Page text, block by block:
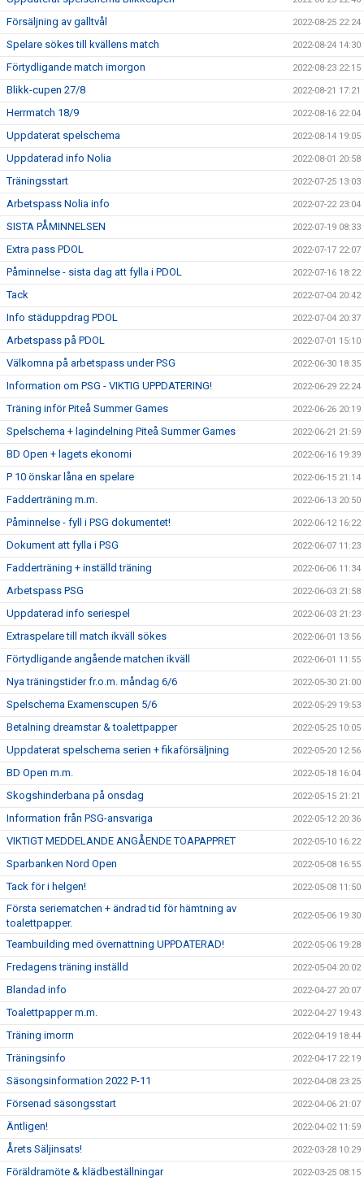
Försäljning av galltvål 2022-08-25 22:24
Spelare sökes till kvällens match 2022-08-24 14:30
Förtydligande match imorgon 2022-08-23 22:15
Blikk-cupen 27/8 2022-08-21 17:21
Herrmatch 18/9 2022-08-16 22:04
Uppdaterat spelschema 2022-08-14 19:05
Uppdaterad info Nolia 2022-08-01 20:58
Träningsstart 2022-07-25 13:03
Arbetspass Nolia info 2022-07-22 23:04
SISTA PÅMINNELSEN 2022-07-19 08:33
Extra pass PDOL 2022-07-17 22:07
Påminnelse - sista dag att fylla i PDOL 2022-07-16 18:22
Tack 2022-07-04 20:42
Info städuppdrag PDOL 2022-07-04 20:37
Arbetspass på PDOL 2022-07-01 15:10
Välkomna på arbetspass under PSG 2022-06-30 18:35
Information om PSG - VIKTIG UPPDATERING! 2022-06-29 22:24
Träning inför Piteå Summer Games 2022-06-26 20:19
Spelschema + lagindelning Piteå Summer Games 2022-06-21 21:59
BD Open + lagets ekonomi 2022-06-16 19:39
P 10 önskar låna en spelare 2022-06-15 21:14
Fadderträning m.m. 2022-06-13 20:50
Påminnelse - fyll i PSG dokumentet! 2022-06-12 16:22
Dokument att fylla i PSG 2022-06-07 11:23
Fadderträning + inställd träning 2022-06-06 11:34
Arbetspass PSG 2022-06-03 21:58
Uppdaterad info seriespel 2022-06-03 21:23
Extraspelare till match ikväll sökes 2022-06-01 13:56
Förtydligande angående matchen ikväll 2022-06-01 11:55
Nya träningstider fr.o.m. måndag 6/6 2022-05-30 21:00
Spelschema Examenscupen 5/6 2022-05-29 19:53
Betalning dreamstar & toalettpapper 2022-05-25 10:05
Uppdaterat spelschema serien + fikaförsäljning 2022-05-20 12:56
BD Open m.m. 2022-05-18 16:04
Skogshinderbana på onsdag 2022-05-15 21:21
Information från PSG-ansvariga 2022-05-12 20:36
VIKTIGT MEDDELANDE ANGÅENDE TOAPAPPRET 2022-05-10 16:22
Sparbanken Nord Open 2022-05-08 16:55
Tack för i helgen! 2022-05-08 11:50
Första seriematchen + ändrad tid för hämtning av
toalettpapper.
2022-05-06 19:30
Teambuilding med övernattning UPPDATERAD! 2022-05-06 19:28
Fredagens träning inställd 2022-05-04 20:02
Blandad info 2022-04-27 20:07
Toalettpapper m.m. 2022-04-27 19:43
Träning imorrn 2022-04-19 18:44
Träningsinfo 2022-04-17 22:19
Säsongsinformation 2022 P-11 2022-04-08 23:25
Försenad säsongsstart 2022-04-06 21:07
Äntligen! 2022-04-02 11:59
Årets Säljinsats! 2022-03-28 10:29
Föräldramöte & klädbeställningar 2022-03-25 08:15